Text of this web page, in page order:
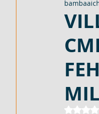
Matériaux de
2054 M² AVEC